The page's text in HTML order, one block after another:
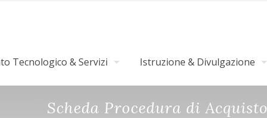
Tecnologico & Servizi Istruzione & Divulgazione
Scheda Procedura di Acquisto